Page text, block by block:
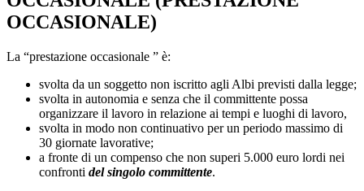
OCCASIONALE)
La “prestazione occasionale ” è:
svolta da un soggetto non iscritto agli Albi previsti dalla legge;
svolta in autonomia e senza che il committente possa
organizzare il lavoro in relazione ai tempi e luoghi di lavoro,
svolta in modo non continuativo per un periodo massimo di
30 giornate lavorative;
a fronte di un compenso che non superi 5.000 euro lordi nei
confronti del singolo committente.